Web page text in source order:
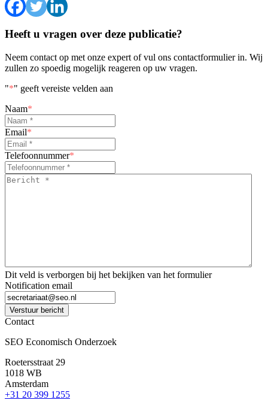
Heeft u vragen over deze publicatie?
Neem contact op met onze expert of vul ons contactformulier in. Wij
zullen zo spoedig mogelijk reageren op uw vragen.
"*" geeft vereiste velden aan
Naam*
Email*
Telefoonnummer*
Bericht
Dit veld is verborgen bij het bekijken van het formulier
Notification email
Verstuur bericht
Contact
SEO Economisch Onderzoek
Roetersstraat 29
1018 WB
Amsterdam
+31 20 399 1255